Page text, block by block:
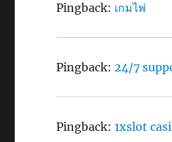
Pingback: เกมไพ่
Pingback:24/7
Pingback:1xslot